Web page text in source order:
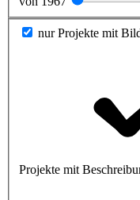
nur Projekte mit
Projekte mit